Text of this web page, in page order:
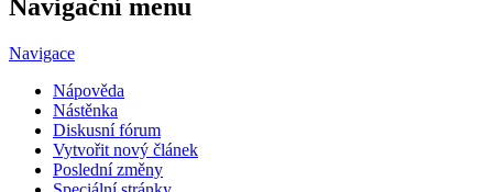
Navigační menu
Navigace
Nápověda
Nástěnka
Diskusní fórum
Vytvořit nový článek
Poslední změny